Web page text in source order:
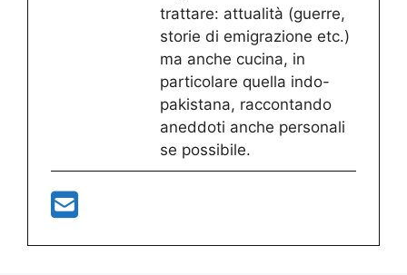
trattare: attualità (guerre,
storie di emigrazione etc.)
ma anche cucina, in
particolare quella indo-
pakistana, raccontando
aneddoti anche personali
se possibile.